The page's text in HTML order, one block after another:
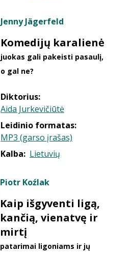
Jenny Jägerfeld
Komedijų karalienė
juokas gali pakeisti pasaulį,
o gal ne?
Diktorius:
Aida Jurkevičiūtė
Leidinio formatas:
MP3 (garso įrašas)
Kalba: Lietuvių
Piotr Koźlak
Kaip išgyventi ligą,
kančią, vienatvę ir
mirtį
patarimai ligoniams ir jų